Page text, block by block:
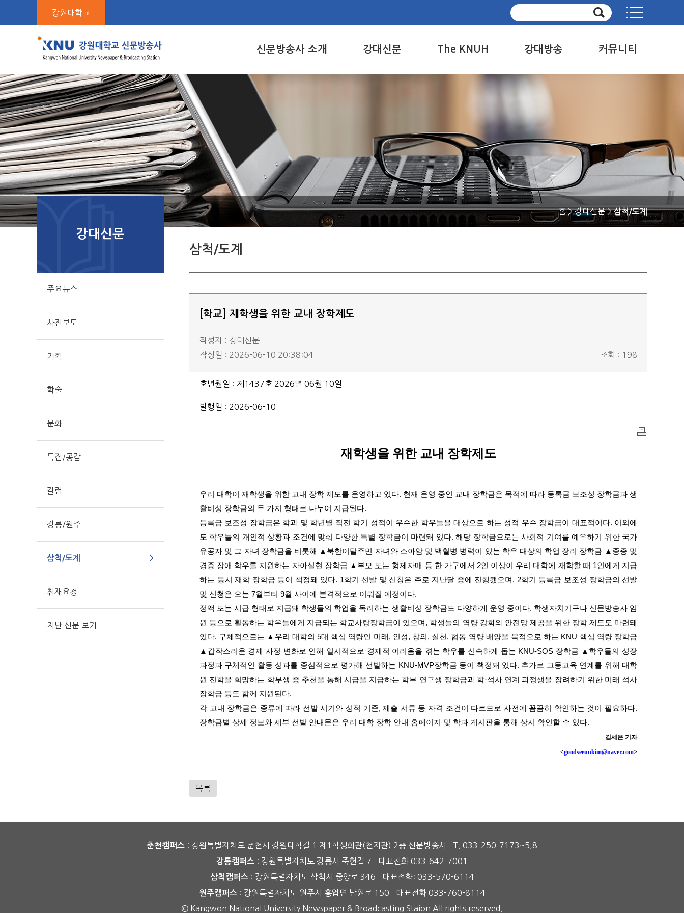
기
강원대학교
신문방송사 소개
주요업무
주요사업
조직도
연혁
역대 신문방송사인
위치 및 전화번호
강대신문
학술
문화
특집/공감
칼럼
강릉/원주
The KNUH
게시판
The KNUH 소개
강대방송
사연 및 신청곡
지난 방송 보기
방송국 소개
커뮤니티
강대문화상 접수
강대신문 메일 수신
동의
강대신문
주요뉴스
사진보도
기획
학술
문화
특집/공감
칼럼
강릉/원주
삼척/도계
취재요청
지난 신문 보기
삼척/도계
홈> 강대신문 >삼척/도계
[학교] 재학생을 위한 교내 장학제도
작성자 : 강대신문
작성일 : 2026-06-10 20:38:04
조회 : 198
호년월일 : 제1437호 2026년 06월 10일
발행일 : 2026-06-10
재학생을 위한 교내 장학제도
우리 대학이 재학생을 위한 교내 장학 제도를 운영하고 있다. 현재 운영 중인 교내 장학금은 목적에 따라 등록금 보조성 장학금과 생
활비성 장학금의 두 가지 형태로 나누어 지급된다.
등록금 보조성 장학금은 학과 및 학년별 직전 학기 성적이 우수한 학우들을 대상으로 하는 성적 우수 장학금이 대표적이다. 이외에
도 학우들의 개인적 상황과 조건에 맞춰 다양한 특별 장학금이 마련돼 있다.해당 장학금으로는 사회적 기여를 예우하기 위한 국가
유공자 및 그 자녀 장학금을 비롯해
▲ 북한이탈주민 자녀와 소아암 및 백혈병 병력이 있는 학우 대상의 학업 장려 장학금 ▲ 중증 및
경증 장애 학우를 지원하는 자아실현 장학금 ▲ 부모 또는 형제자매 등 한 가구에서 2인 이상이 우리 대학에 재학할 때 1인에게 지급
하는 동시 재학 장학금 등이 책정돼 있다. 1학기 선발 및 신청은 주로 지난달 중에 진행됐으며 , 2학기 등록금 보조성 장학금의 선발
및 신청은 오는 7월부터 9월 사이에 본격적으로 이뤄질 예정이다.
정액 또는 시급 형태로 지급돼 학생들의 학업을 독려하는 생활비성 장학금도 다양하게 운영 중이다. 학생자치기구나 신문방송사 임
원 등으로 활동하는 학우들에게 지급되는 학교사랑장학금이 있으며 , 학생들의 역량 강화와 안전망 제공을 위한 장학 제도도 마련돼
있다. 구체적으로는 ▲ 우리 대학의5대 핵심 역량인 미래 , 인성, 창의 , 실천 , 협동 역량 배양을 목적으로 하는 KNU 핵심 역량 장학금
▲ 갑작스러운 경제 사정 변화로 인해 일시적으로 경제적 어려움을 겪는 학우를 신속하게 돕는 KNU-SOS 장학금 ▲ 학우들의 성장
과정과 구체적인 활동 성과를 중심적으로 평가해 선발하는 KNU-MVP장학금 등이 책정돼 있다. 추가로 고등교육 연계를 위해 대학
원 진학을 희망하는 학부생 중 추천을 통해 시급을 지급하는 학부 연구생 장학금과 학·석사 연계 과정생을 장려하기 위한 미래 석사
장학금 등도 함께 지원된다.
각 교내 장학금은 종류에 따라 선발 시기와 성적 기준,제출 서류 등 자격 조건이 다르므로 사전에 꼼꼼히 확인하는 것이 필요하다.
장학금별 상세 정보와 세부 선발 안내문은 우리 대학 장학 안내 홈페이지 및 학과 게시판을 통해 상시 확인할 수 있다.
김세은 기자
<goodseeunkim@naver.com>
목록
춘천캠퍼스 : 강원특별자치도 춘천시 강원대학길 1 제1학생회관(천지관) 2층 신문방송사 T. 033-250-7173~5,8
강릉캠퍼스 : 강원특별자치도 강릉시 죽헌길 7 대표전화 033-642-7001
삼척캠퍼스: 강원특별자치도 삼척시 중앙로 346 대표전화: 033-570-6114
원주캠퍼스: 강원특별자치도 원주시 흥업면 남원로 150
대표전화 033-760-8114
© Kangwon National University Newspaper & Broadcasting Staion All rights reserved.